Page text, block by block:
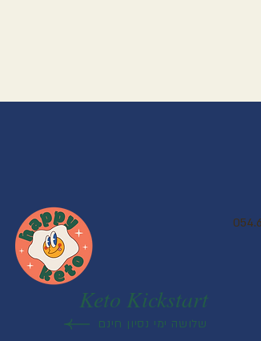
Keto Kickstart
שלושה ימי נסיון חינם